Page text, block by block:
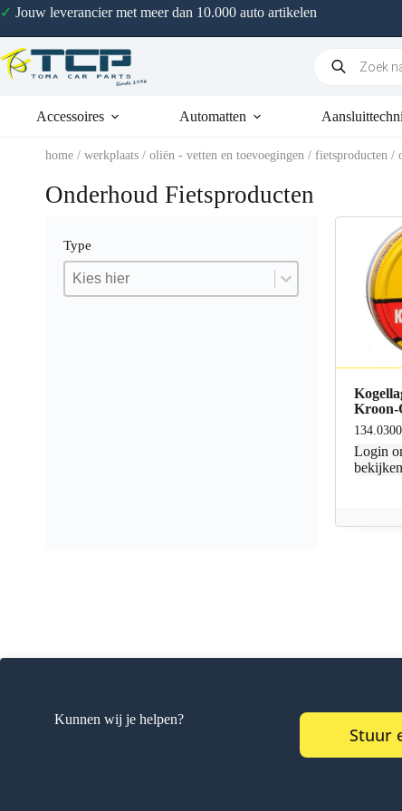
✓ Jouw leverancier met meer dan 10.000 auto artikelen
Accessoires Automatten
home / werkplaats / oliën - vetten en toevoegingen / fietsproducten /
Onderhoud Fietsproducten
Type
Type
Type
Type
Kroon-
Login
bekijken
Kunnen wij je helpen?
Stuur